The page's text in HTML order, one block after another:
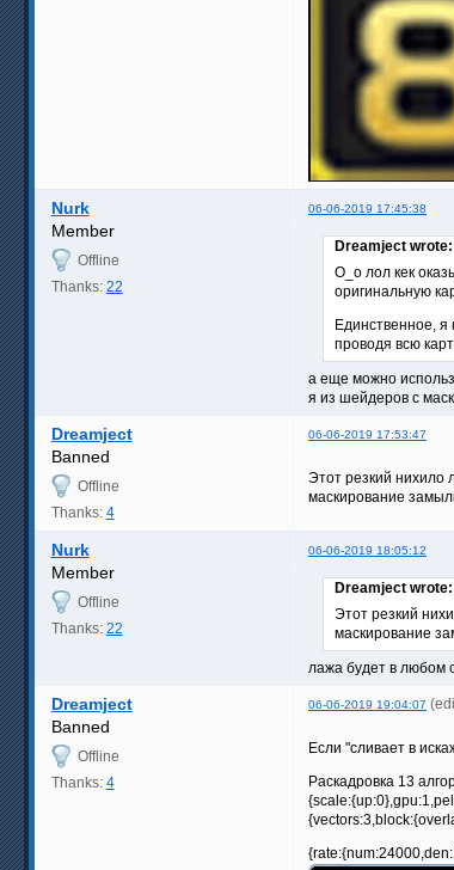
Nurk 06-06-2019 17:45:38
Member
Offline
Thanks: 22
Dreamject wrote:
O_o лол кек
оригинальную
Единственное, я
проводя всю
а еще можно
я из шейдеров с
Dreamject 06-06-2019 17:53:47
Banned
Offline
Thanks: 4
Этот резкий нихило
маскирование
Nurk 06-06-2019 18:05:12
Member
Offline
Thanks: 22
Dreamject wrote:
Этот резкий
маскирование
лажа будет в любом
Dreamject 06-06-2019 19:04:07
Banned
Offline
Thanks: 4
Если "сливает в
Раскадровка 13